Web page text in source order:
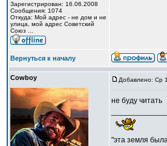
Зарегистрирован: 16.06.2008
Сообщения: 1074
Откуда: Мой адрес - не дом и не
улица, мой адрес Советский
Союз ...
Вернуться к началу
Cowboy Добавлено: Ср
не буду читать
"эта земля